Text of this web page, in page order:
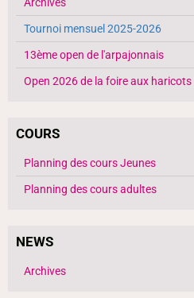
Tournoi mensuel 2025-2026
13ème open de l'arpajonnais
Open 2026 de la foire aux haricots
COURS
Planning des cours Jeunes
Planning des cours adultes
NEWS
Archives